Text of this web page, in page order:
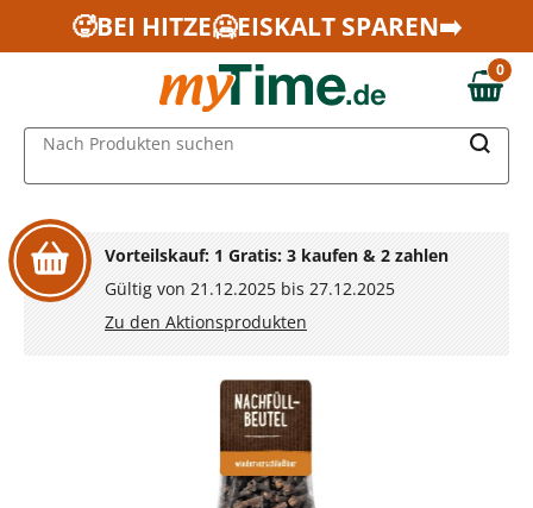
Zum Hauptinhalt springen
Zur Navigation springen
Zur Suche springen
🥵BEI HITZE🥶EISKALT SPAREN➡️
0,00 €
0
Nach Produkten suchen
Vorteilskauf: 1 Gratis: 3 kaufen & 2 zahlen
Gültig von 21.12.2025 bis 27.12.2025
Zu den Aktionsprodukten